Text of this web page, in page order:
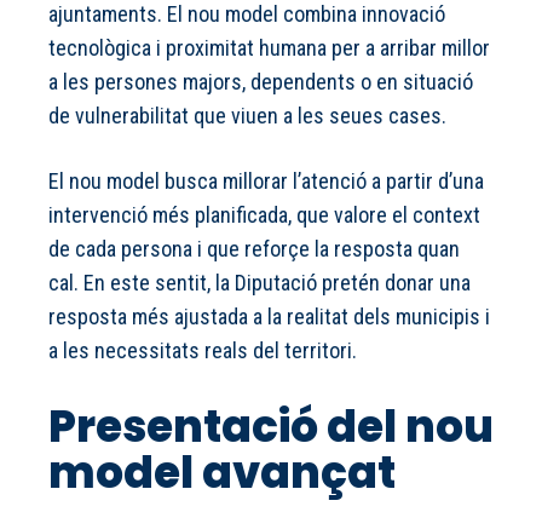
ajuntaments. El nou model combina innovació
tecnològica i proximitat humana per a arribar millor
a les persones majors, dependents o en situació
de vulnerabilitat que viuen a les seues cases.
El nou model busca millorar l’atenció a partir d’una
intervenció més planificada, que valore el context
de cada persona i que reforçe la resposta quan
cal. En este sentit, la Diputació pretén donar una
resposta més ajustada a la realitat dels municipis i
a les necessitats reals del territori.
Presentació del nou
model avançat